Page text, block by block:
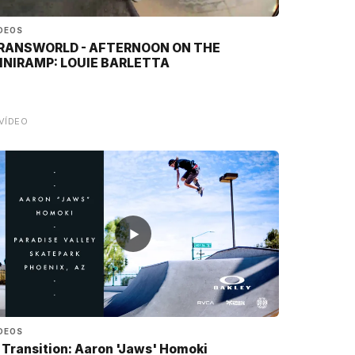
- AFTERNOON ON THE
LOUIE BARLETTA
▶
Transition: Aaron 'Jaws' Homoki